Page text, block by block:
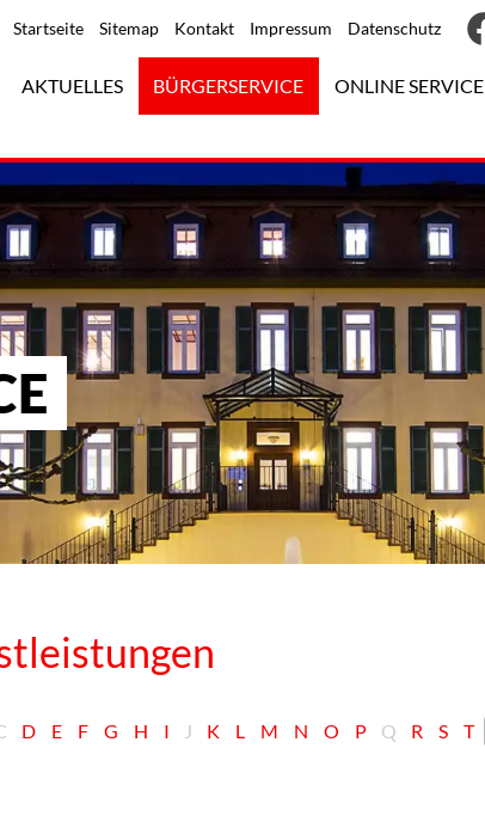
Startseite Sitemap Kontakt Impressum Datenschutz
AKTUELLES BÜRGERSERVICE ONLINE SERVICE
D E F G H I J K L M N O P Q R S T